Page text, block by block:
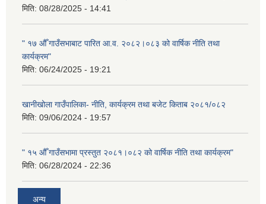
मिति: 08/28/2025 - 14:41
" १७ औँ गाउँसभाबाट पारित आ.व. २०८२।०८३ को वार्षिक नीति तथा
कार्यक्रम"
मिति: 06/24/2025 - 19:21
खानीखोला गाउँपालिका- नीति, कार्यक्रम तथा बजेट किताब २०८१/०८२
मिति: 09/06/2024 - 19:57
" १५ औँ गाउँसभामा प्रस्तुत २०८१।०८२ को वार्षिक नीति तथा कार्यक्रम"
मिति: 06/28/2024 - 22:36
अन्य